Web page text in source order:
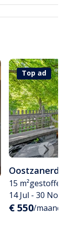
Top ad
15 m²
14 Jul - 30 Nov
€ 550/maand